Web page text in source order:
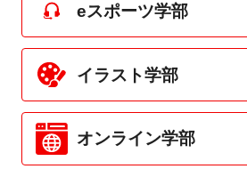
eスポーツ学部
イラスト学部
オンライン学部